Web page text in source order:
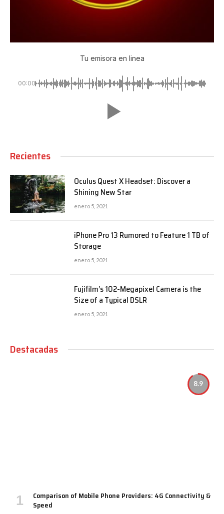
Tu emisora en linea
00:00
Recientes
Oculus Quest X Headset: Discover a
Shining New Star
enero 5, 2021
iPhone Pro 13 Rumored to Feature 1 TB of
Storage
enero 5, 2021
Fujifilm’s 102-Megapixel Camera is the
Size of a Typical DSLR
enero 5, 2021
Destacadas
8.9
Comparison of Mobile Phone Providers: 4G Connectivity &
Speed